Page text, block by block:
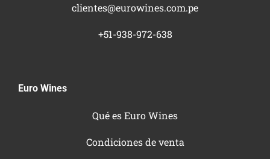
clientes@eurowines.com.pe
+51-938-972-638
Euro Wines
Qué es Euro Wines
Condiciones de venta